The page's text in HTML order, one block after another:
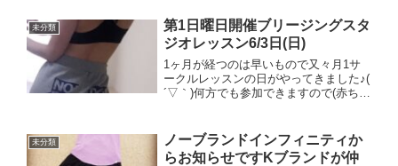
味しいお料理...
未分類
第1日曜日開催ブリージングスタ
ジオレッスン6/3日(日)
1ヶ月が経つのは早いもので又々月1サ
ークルレッスンの日がやってきました♪(
´▽｀)何方でも参加できますので(赤ちゃ
ホクラニフラClass曲名 涙そうそう
CD...
未分類
ノーブランドインフィニティか
らお知らせですKブランドが仲